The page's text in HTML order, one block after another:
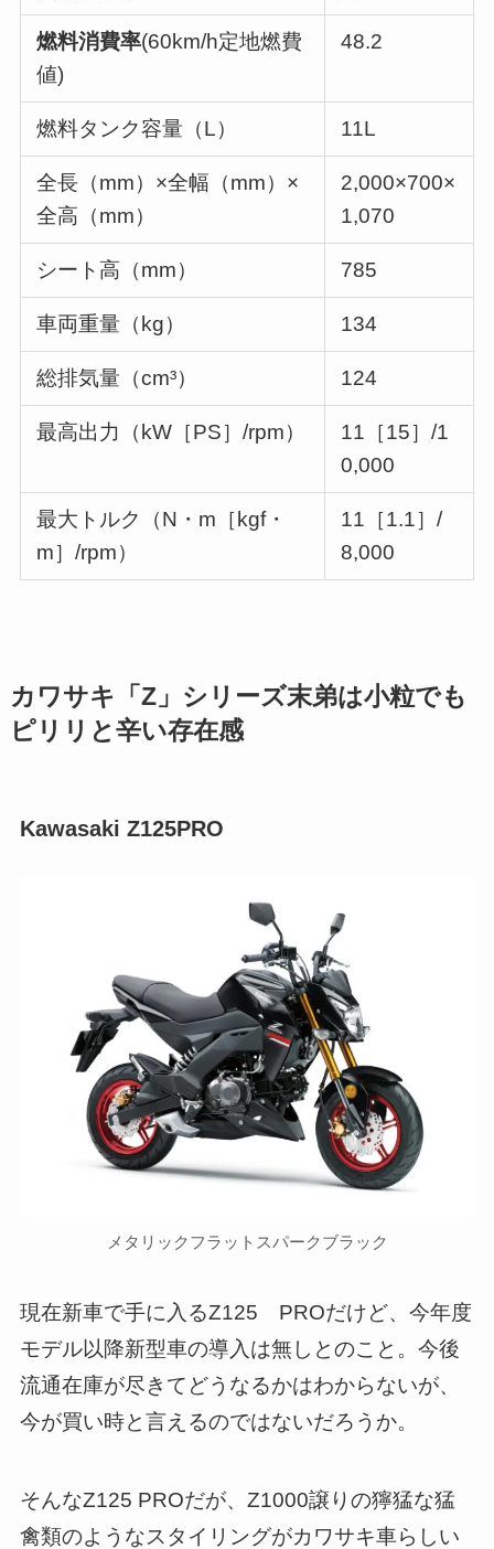
燃料消費率(60km/h定地燃費
値)
48.2
燃料タンク容量（L） 11L
全長（mm）×全幅（mm）×
全高（mm）
2,000×700×
1,070
シート高（mm） 785
車両重量（kg） 134
総排気量（cm³） 124
最高出力（kW［PS］/rpm）
11［15］/1
0,000
最大トルク（N・m［kgf・
m］/rpm）
11［1.1］/
8,000
カワサキ「Z」シリーズ末弟は小粒でも
ピリリと辛い存在感
Kawasaki Z125PRO
メタリックフラットスパークブラック
現在新車で手に入るZ125 PROだけど、今年度
モデル以降新型車の導入は無しとのこと。今後
流通在庫が尽きてどうなるかはわからないが、
今が買い時と言えるのではないだろうか。
そんなZ125 PROだが、Z1000譲りの獰猛な猛
禽類のようなスタイリングがカワサキ車らしい